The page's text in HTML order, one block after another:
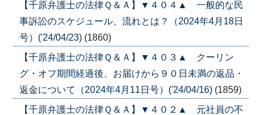
【千原弁護士の法律Ｑ＆Ａ】▼４０４▲ 一般的な民
事訴訟のスケジュール、流れとは？（2024年4月18日
号）('24/04/23) (1860)
【千原弁護士の法律Ｑ＆Ａ】▼４０３▲ クーリン
グ・オフ期間経過後、お届けから９０日未満の返品・
返金について（2024年4月11日号）('24/04/16) (1859)
【千原弁護士の法律Ｑ＆Ａ】▼４０２▲ 元社員の不